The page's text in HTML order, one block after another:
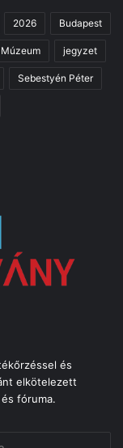
2026 Budapest
jegyzet
Sebestyén Péter
és
elkötelezett
fóruma.